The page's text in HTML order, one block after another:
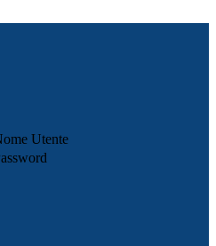
Utente